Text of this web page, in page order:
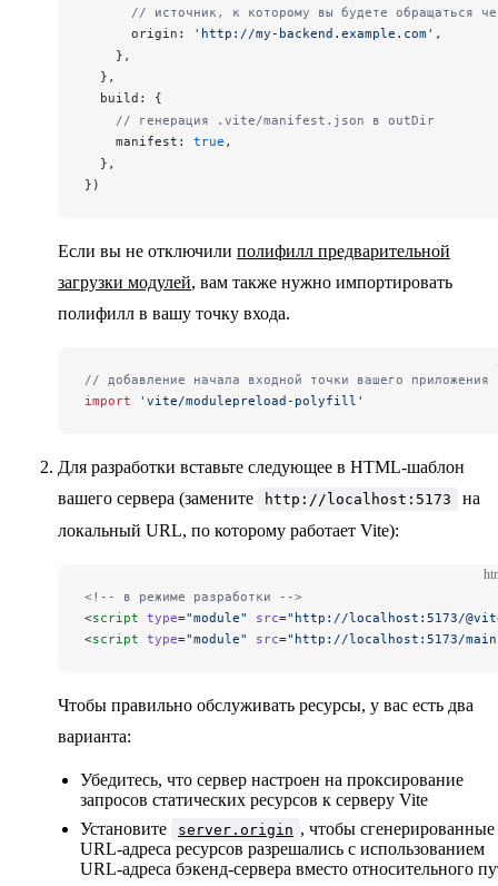
// источник, к которому вы будете обращаться
origin : 'http://my-backend.example.com' ,
    },
  },
build : {
    // генерация .vite/manifest.json в outDir
manifest : true ,
  },
})
Если вы не отключили полифилл предварительной
загрузки модулей, вам также нужно импортировать
полифилл в вашу точку входа.
// добавление начала входной точки вашего приложения
import 'vite/modulepreload-polyfill'
Для разработки вставьте следующее в HTML-шаблон
вашего сервера (замените
http://localhost:5173
на
локальный URL, по которому работает Vite):
<!-- в режиме разработки -->
<script type="module" src="http://localhost:5173/
<script type="module" src="http://localhost:5173/
Чтобы правильно обслуживать ресурсы, у вас есть два
варианта:
Убедитесь, что сервер настроен на проксирование
запросов статических ресурсов к серверу Vite
Установите
server.origin , чтобы сгенерированные
URL-адреса ресурсов разрешались с использованием
URL-адреса бэкенд-сервера вместо относительного